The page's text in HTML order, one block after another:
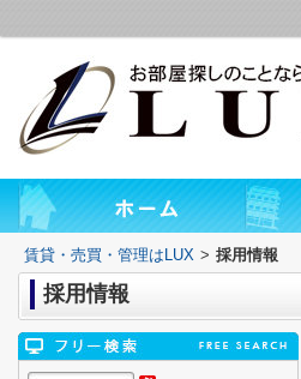
賃貸・売買・管理はLUX > 採用情報
採用情報